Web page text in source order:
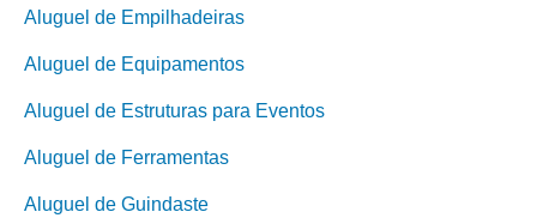
Aluguel de Empilhadeiras
Aluguel de Equipamentos
Aluguel de Estruturas para Eventos
Aluguel de Ferramentas
Aluguel de Guindaste